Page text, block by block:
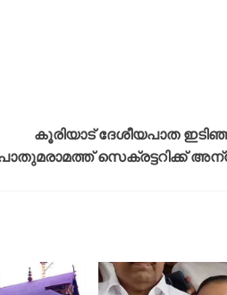
കൂരിയാട് ദേശീയപാത
സെക്രട്ടറിക്ക്